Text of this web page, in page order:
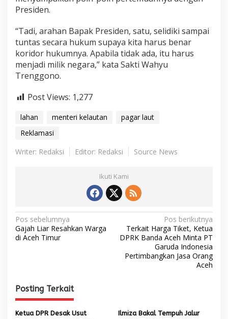
Presiden.
“Tadi, arahan Bapak Presiden, satu, selidiki sampai
tuntas secara hukum supaya kita harus benar
koridor hukumnya. Apabila tidak ada, itu harus
menjadi milik negara,” kata Sakti Wahyu
Trenggono.
Post Views: 1,277
lahan menteri kelautan
pagar laut
Reklamasi
Writer: Redaksi
Editor: Redaksi Source News
Ikuti Kami
N
a
a
s
Pos sebelumnya
Gajah Liar Resahkan Warga
di Aceh Timur
Pos berikutnya
Terkait Harga Tiket, Ketua
DPRK Banda Aceh Minta PT
Garuda Indonesia
Pertimbangkan Jasa Orang
Aceh
Posting Terkait
Ketua DPR Desak Usut
Ilmiza Bakal Tempuh Jalur